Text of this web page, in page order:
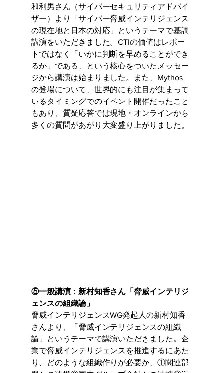
和利男さん（サイバーセキュリティアドバイ
ザー）より「サイバー脅威インテリジェンス
の現在地と日本の対応」というテーマで基調
講演をいただきました。CTIの価値はレポー
トではなく「いかに判断を早めることができ
るか」である、という核心をついたメッセー
ジから講演は始まりました。また、Mythos
の登場について、世界的にも注目が集まって
いるタイミングでのイベント開催だったこと
もあり、質疑応答では現地・オンラインから
多くの質問があがり大変盛り上がりました。
⑤一般講演：新村知香さん「脅威インテリジ
ェンスの組織論」
脅威インテリジェンスWG発起人の新村知香
さんより、「脅威インテリジェンスの組織
論」というテーマで講演いただきました。企
業で脅威インテリジェンスを推進するにあた
り、どのような組織作りが必要か、①関連部